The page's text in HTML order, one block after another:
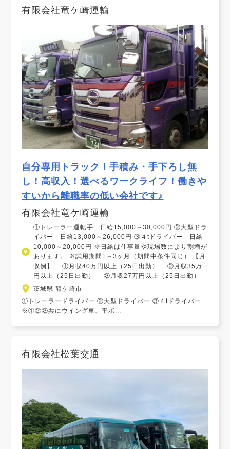
有限会社竜ケ崎運輸
自分専用トラック！手積み・手下ろし無
し！高収入！選べるワークライフ！働きや
すいから離職率の低い会社です♪
有限会社竜ケ崎運輸
①トレーラー運転手 日給15,000～30,000円 ②大型ドラ
イバー 日給13,000～26,000円 ③４tドライバー 日給
10,000～20,000円 ※日給は仕事量や現場数により割増が
あります。 ※試用期間1～3ヶ月（期間中条件同じ） 【月
収例】 ①月収40万円以上（25日出勤） ②月収35万
円以上（25日出勤） ③月収27万円以上（25日出勤）
茨城県 龍ケ崎市
①トレーラードライバー ②大型ドライバー ③４tドライバー
※①②③共にウイング車、平ボ...
有限会社松葉交通